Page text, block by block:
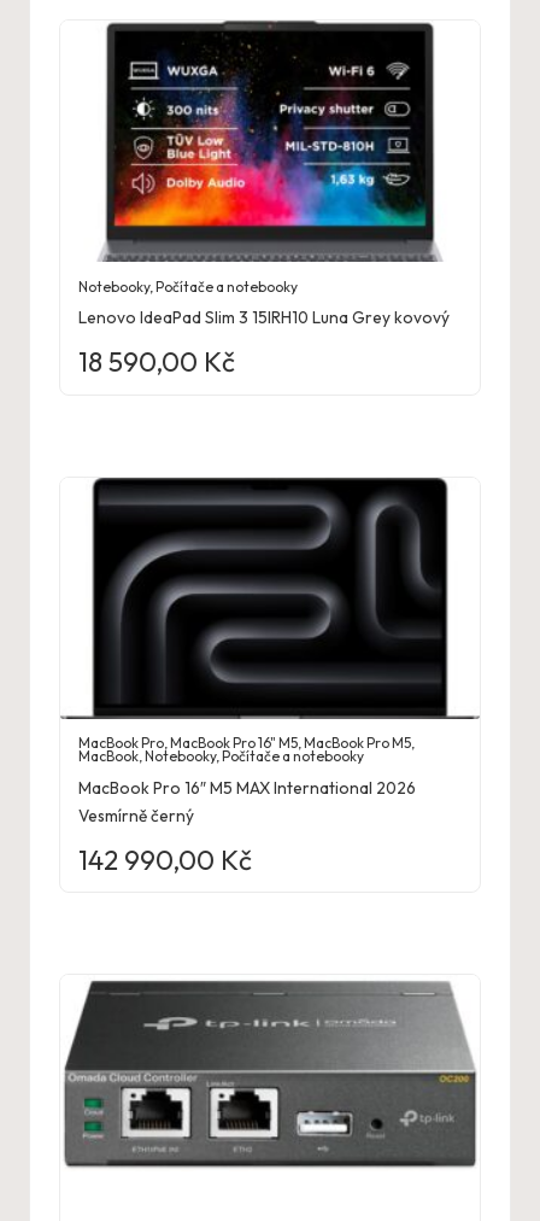
Notebooky,Počítače a notebooky
Lenovo IdeaPad Slim 3 15IRH10 Luna Grey kovový
18 590,00 Kč
MacBook Pro ,MacBook Pro 16" M5 ,MacBook Pro M5
MacBook ,Notebooky,Počítače a notebooky
MacBook Pro 16″ M5 MAX International 2026
Vesmírně černý
142 990,00 Kč